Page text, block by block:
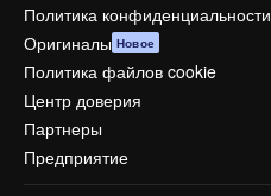
Политика конфиденциальности
Оригиналы Новое
Политика файлов cookie
Центр доверия
Партнеры
Предприятие